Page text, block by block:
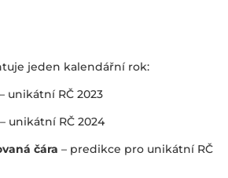
jeden kalendářní rok:
– unikátní RČ 2023
– unikátní RČ 2024
čára – predikce pro unikátní RČ